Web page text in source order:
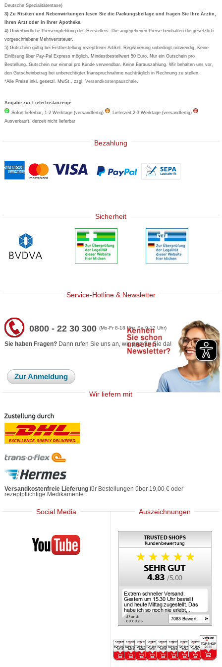
Formoline
Wick
Eucerin
Basica
Deutsche Spezialitätentaxe)
3) Zu Risiken und Nebenwirkungen lesen Sie die Packungsbeilage und fragen Sie Ihre Ärztin,
Ihren Arzt oder in Ihrer Apotheke.
4) Unverbindliche Preisempfehlung des Herstellers. Die angegebenen Preise beinhalten die gesetzlich
vorgeschriebene Mehrwertsteuer.
5) Gutschein gültig bei Erstbestellung rezeptfreier Artikel. Registrierung unbedingt notwendig. Keine
Einlösung über Pay-Pal Express möglich. Mindestbestellwert 50 Euro. Nur ein Gutschein pro
Bestellung. Gutschein nur einmal pro Kunde verwendbar. Keine Barauszahlung. Wir behalten uns vor,
den Gutscheinbetrag bei unberechtigter Inanspruchnahme nachträglich in Rechnung zu stellen.
*Alle Preise inkl. gesetzl. MwSt., zzgl.Versandkostenpauschale.
Angabe zur Lieferfristanzeige
Sofort lieferbar, 1-2 Werktage (versandfertig)
Lieferzeit 2-3 Werktage (versandfertig)
Ausverkauft, derzeit nicht lieferbar
Bezahlung
Sicherheit
Service-Hotline & Newsletter
0800 - 22 30 300(Mo-Fr 8-18 Uhr, Sa 9-12 Uhr)
Sie haben Fragen? Dann rufen Sie uns an, wir sind für Sie da!
Zur Anmeldung
Wir liefern mit
Versandkostenfreie Lieferung für Bestellungen über 19,00 € oder
rezeptpflichtige Medikamente.
Social Media
Mediherz
Auszeichnungen